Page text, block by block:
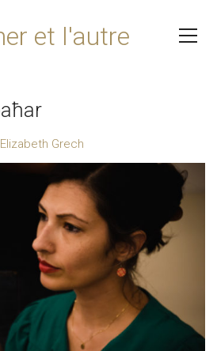
et l'autre
Elizabeth Grech